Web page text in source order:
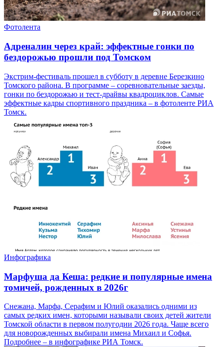
Фотолента
Адреналин через край: эффектные гонки по
бездорожью прошли под Томском
Экстрим-фестиваль прошел в субботу в деревне Березкино
Томского района. В программе – соревновательные заезды,
гонки по бездорожью и тест-драйвы квадроциклов. Самые
эффектные кадры спортивного праздника – в фотоленте РИА
Томск.
Инфографика
Марфуша да Кеша: редкие и популярные имена
томичей, рожденных в 2026г
Снежана, Марфа, Серафим и Юлий оказались одними из
самых редких имен, которыми называли своих детей жители
Томской области в первом полугодии 2026 года. Чаще всего
для новорожденных выбирали имена Михаил и Софья.
Подробнее – в инфографике РИА Томск.